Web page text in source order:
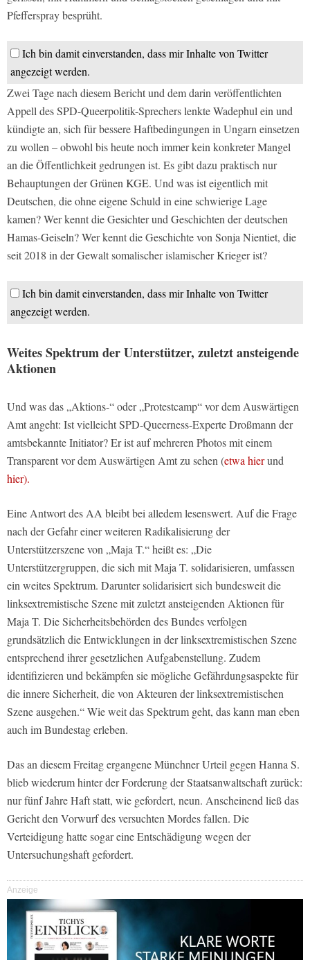
Pfefferspray besprüht.
Ich bin damit einverstanden, dass mir Inhalte von Twitter
angezeigt werden.
Zwei Tage nach diesem Bericht und dem darin veröffentlichten
Appell des SPD-Queerpolitik-Sprechers lenkte Wadephul ein und
kündigte an, sich für bessere Haftbedingungen in Ungarn einsetzen
zu wollen – obwohl bis heute noch immer kein konkreter Mangel
an die Öffentlichkeit gedrungen ist. Es gibt dazu praktisch nur
Behauptungen der Grünen KGE. Und was ist eigentlich mit
Deutschen, die ohne eigene Schuld in eine schwierige Lage
kamen? Wer kennt die Gesichter und Geschichten der deutschen
Hamas-Geiseln? Wer kennt die Geschichte von Sonja Nientiet, die
seit 2018 in der Gewalt somalischer islamischer Krieger ist?
Ich bin damit einverstanden, dass mir Inhalte von Twitter
angezeigt werden.
Weites Spektrum der Unterstützer, zuletzt ansteigende
Aktionen
Und was das „Aktions-“ oder „Protestcamp“ vor dem Auswärtigen
Amt angeht: Ist vielleicht SPD-Queerness-Experte Droßmann der
amtsbekannte Initiator? Er ist auf mehreren Photos mit einem
Transparent vor dem Auswärtigen Amt zu sehen (etwa hierund
hier).
Eine Antwort des AA bleibt bei alledem lesenswert. Auf die Frage
nach der Gefahr einer weiteren Radikalisierung der
Unterstützerszene von „Maja T.“ heißt es: „Die
Unterstützergruppen, die sich mit Maja T. solidarisieren, umfassen
ein weites Spektrum. Darunter solidarisiert sich bundesweit die
linksextremistische Szene mit zuletzt ansteigenden Aktionen für
Maja T. Die Sicherheitsbehörden des Bundes verfolgen
grundsätzlich die Entwicklungen in der linksextremistischen Szene
entsprechend ihrer gesetzlichen Aufgabenstellung. Zudem
identifizieren und bekämpfen sie mögliche Gefährdungsaspekte für
die innere Sicherheit, die von Akteuren der linksextremistischen
Szene ausgehen.“ Wie weit das Spektrum geht, das kann man eben
auch im Bundestag erleben.
Das an diesem Freitag ergangene Münchner Urteil gegen Hanna S.
blieb wiederum hinter der Forderung der Staatsanwaltschaft zurück:
nur fünf Jahre Haft statt, wie gefordert, neun. Anscheinend ließ das
Gericht den Vorwurf des versuchten Mordes fallen. Die
Verteidigung hatte sogar eine Entschädigung wegen der
Untersuchungshaft gefordert.
Anzeige